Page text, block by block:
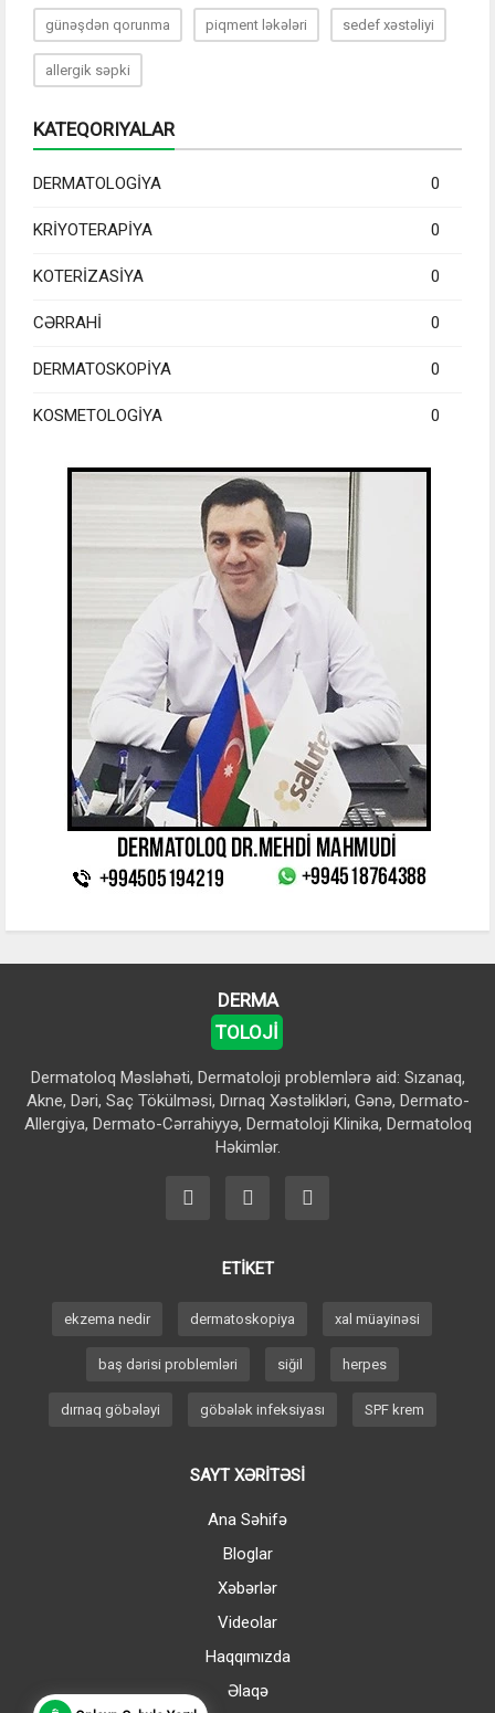
günəşdən qorunma piqment ləkələri sedef xəstəliyi
allergik səpki
KATEQORIYALAR
DERMATOLOGİYA 0
KRİYOTERAPİYA 0
KOTERİZASİYA 0
CƏRRAHİ 0
DERMATOSKOPİYA 0
KOSMETOLOGİYA 0
DERMA
TOLOJİ
Dermatoloq Məsləhəti, Dermatoloji problemlərə aid: Sızanaq,
Akne, Dəri, Saç Tökülməsi, Dırnaq Xəstəlikləri, Gənə, Dermato-
Allergiya, Dermato-Cərrahiyyə, Dermatoloji Klinika, Dermatoloq
Həkimlər.
ETİKET
ekzema nedir dermatoskopiya xal müayinəsi
baş dərisi problemləri siğil herpes
dırnaq göbələyi göbələk infeksiyası SPF krem
SAYT XƏRİTƏSİ
Ana Səhifə
Bloglar
Xəbərlər
Videolar
Haqqımızda
Əlaqə